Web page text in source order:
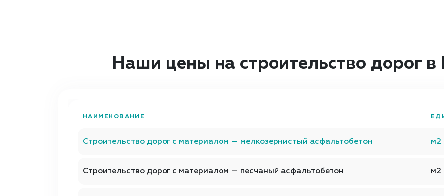
Наши цены на строительство дорог
НАИМЕНОВАНИЕ
Строительство дорог с материалом — мелкозернистый асфальтобетон м2
Строительство дорог с материалом — песчаный асфальтобетон м2